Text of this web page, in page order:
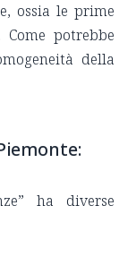
ossia le prime
potrebbe
della
ha diverse